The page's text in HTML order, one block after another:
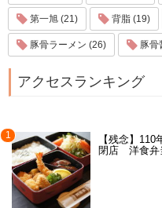
第一旭 (21) 背脂 (19)
豚骨ラーメン (26) 豚骨
アクセスランキング
1
【残念】
閉店 洋食弁